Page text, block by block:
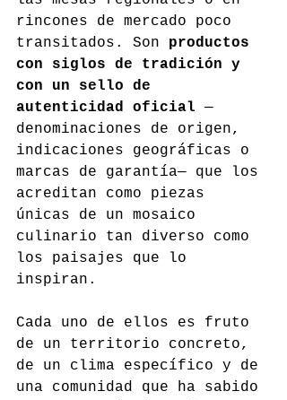
rincones de mercado poco
transitados. Son productos
con siglos de tradición y
con un sello de
autenticidad oficial —
denominaciones de origen,
indicaciones geográficas o
marcas de garantía— que los
acreditan como piezas
únicas de un mosaico
culinario tan diverso como
los paisajes que lo
inspiran.
Cada uno de ellos es fruto
de un territorio concreto,
de un clima específico y de
una comunidad que ha sabido